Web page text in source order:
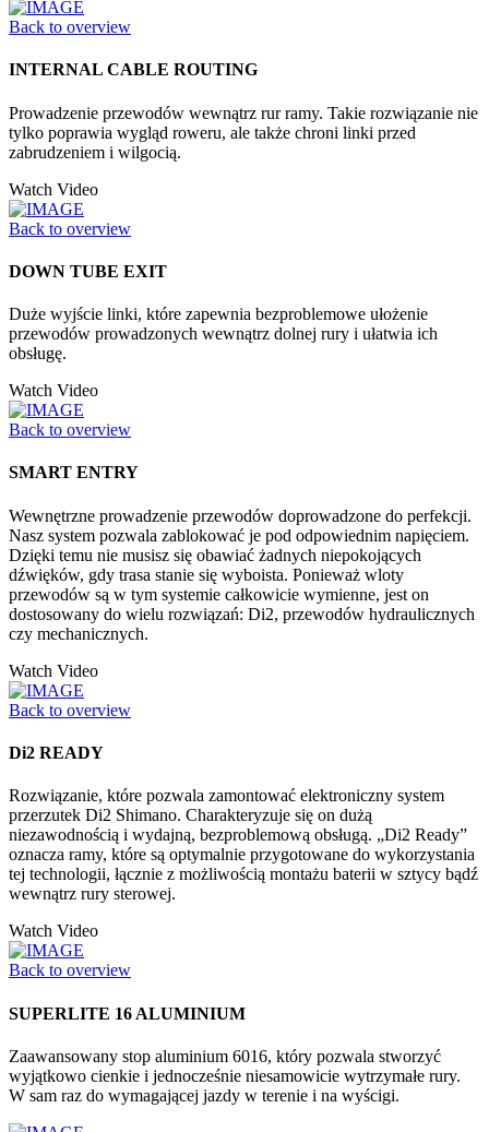
Back to overview
INTERNAL CABLE ROUTING
Prowadzenie przewodów wewnątrz rur ramy. Takie rozwiązanie nie
tylko poprawia wygląd roweru, ale także chroni linki przed
zabrudzeniem i wilgocią.
Watch Video
Back to overview
DOWN TUBE EXIT
Duże wyjście linki, które zapewnia bezproblemowe ułożenie
przewodów prowadzonych wewnątrz dolnej rury i ułatwia ich
obsługę.
Watch Video
Back to overview
SMART ENTRY
Wewnętrzne prowadzenie przewodów doprowadzone do perfekcji.
Nasz system pozwala zablokować je pod odpowiednim napięciem.
Dzięki temu nie musisz się obawiać żadnych niepokojących
dźwięków, gdy trasa stanie się wyboista. Ponieważ wloty
przewodów są w tym systemie całkowicie wymienne, jest on
dostosowany do wielu rozwiązań: Di2, przewodów hydraulicznych
czy mechanicznych.
Watch Video
Back to overview
Di2 READY
Rozwiązanie, które pozwala zamontować elektroniczny system
przerzutek Di2 Shimano. Charakteryzuje się on dużą
niezawodnością i wydajną, bezproblemową obsługą. „Di2 Ready”
oznacza ramy, które są optymalnie przygotowane do wykorzystania
tej technologii, łącznie z możliwością montażu baterii w sztycy bądź
wewnątrz rury sterowej.
Watch Video
Back to overview
SUPERLITE 16 ALUMINIUM
Zaawansowany stop aluminium 6016, który pozwala stworzyć
wyjątkowo cienkie i jednocześnie niesamowicie wytrzymałe rury.
W sam raz do wymagającej jazdy w terenie i na wyścigi.